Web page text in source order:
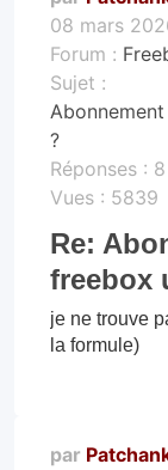
08 mars
Forum :
Sujet :
?
Réponses : 8
Vues : 5839
Re:
freebox
je ne trouve
la formule)
par